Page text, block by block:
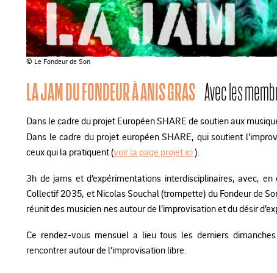
© Le Fondeur de Son
LA JAM DU FONDEUR À ANIS GRAS Avec les
Dans le cadre du projet Européen SHARE de soutien aux
Dans le cadre du projet européen SHARE, qui soutient
ceux qui la pratiquent (voir la page projet ici).
3h de jams et d’expérimentations interdisciplinaires, avec,
Collectif 2035, et Nicolas Souchal (trompette) du Fondeur de
réunit des musicien·nes autour de l’improvisation et du désir
Ce rendez-vous mensuel a lieu tous les derniers
rencontrer autour de l’improvisation libre.